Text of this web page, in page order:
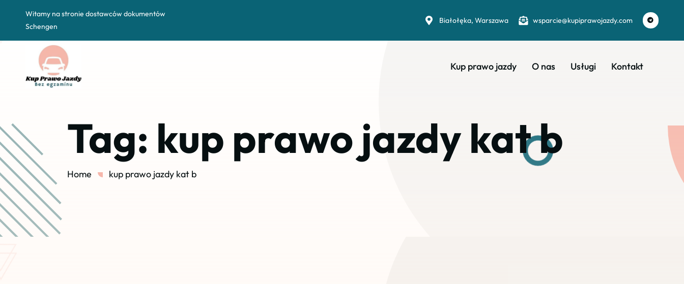
Witamy na stronie dostawców dokumentów
Schengen
Białołęka, Warszawa wsparcie@kupiprawojazdy.com
Kup prawo jazdy O nas Usługi Kontakt
Tag: kup prawo jazdy kat b
Home kup prawo jazdy kat b